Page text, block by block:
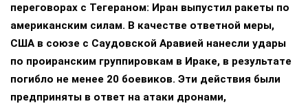
переговорах с Тегераном: Иран выпустил ракеты по
американским силам. В качестве ответной меры,
США в союзе с Саудовской Аравией нанесли удары
по проиранским группировкам в Ираке, в результате
погибло не менее 20 боевиков. Эти действия были
предприняты в ответ на атаки дронами,